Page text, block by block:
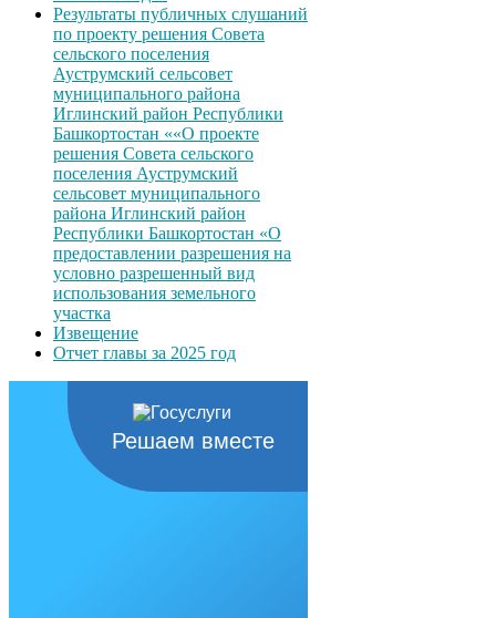
Результаты публичных слушаний
по проекту решения Совета
сельского поселения
Ауструмский сельсовет
муниципального района
Иглинский район Республики
Башкортостан ««О проекте
решения Совета сельского
поселения Ауструмский
сельсовет муниципального
района Иглинский район
Республики Башкортостан «О
предоставлении разрешения на
условно разрешенный вид
использования земельного
участка
Извещение
Отчет главы за 2025 год
Решаем вместе